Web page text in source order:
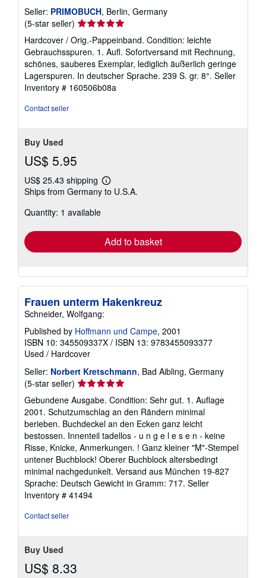
Seller: PRIMOBUCH, Berlin, Germany
(5-star seller) Seller
rating
5
out
of
5
stars
Hardcover / Orig.-Pappeinband. Condition: leichte
Gebrauchsspuren. 1. Aufl. Sofortversand mit Rechnung,
schönes, sauberes Exemplar, lediglich äußerlich geringe
Lagerspuren. In deutscher Sprache. 239 S. gr. 8°. Seller
Inventory # 160506b08a
Contact seller
Buy Used
US$ 5.95
US$ 25.43 shipping
Learn
more
Ships from Germany to U.S.A.
Quantity: 1 available
Add to basket
Frauen unterm Hakenkreuz
Schneider, Wolfgang:
Published by Hoffmann und Campe, 2001
ISBN 10: 345509337X / ISBN 13: 9783455093377
Used / Hardcover
Seller: Norbert Kretschmann, Bad Aibling, Germany
(5-star seller) Seller
rating
5
out
of
5
stars
Gebundene Ausgabe. Condition: Sehr gut. 1. Auflage
2001. Schutzumschlag an den Rändern minimal
berieben. Buchdeckel an den Ecken ganz leicht
bestossen. Innenteil tadellos - u n g e l e s e n - keine
Risse, Knicke, Anmerkungen. ! Ganz kleiner "M"-Stempel
untener Buchblock! Oberer Buchblock altersbedingt
minimal nachgedunkelt. Versand aus München 19-827
Sprache: Deutsch Gewicht in Gramm: 717. Seller
Inventory # 41494
Contact seller
Buy Used
US$ 8.33